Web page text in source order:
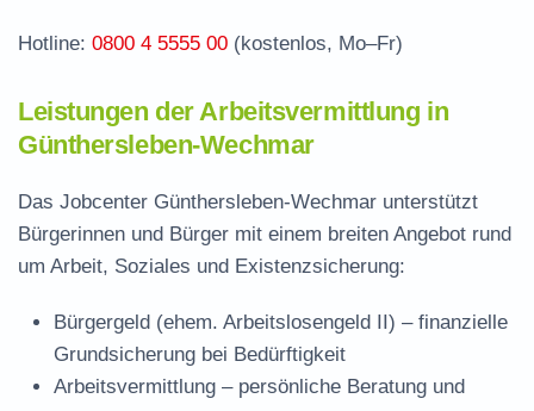
Hotline: 0800 4 5555 00 (kostenlos, Mo–Fr)
Leistungen der Arbeitsvermittlung in
Günthersleben-Wechmar
Das Jobcenter Günthersleben-Wechmar unterstützt
Bürgerinnen und Bürger mit einem breiten Angebot rund
um Arbeit, Soziales und Existenzsicherung:
Bürgergeld (ehem. Arbeitslosengeld II) – finanzielle
Grundsicherung bei Bedürftigkeit
Arbeitsvermittlung – persönliche Beratung und